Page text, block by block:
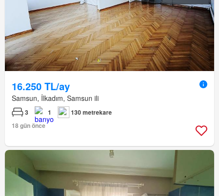
16.250 TL/ay
Samsun, İlkadım, Samsun ili
3 1
130 metrekare
18 gün önce